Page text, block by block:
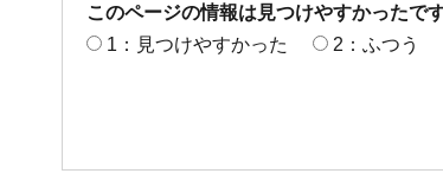
このページの情報は見つけやすかったで
1：見つけやすかった
2：ふつう